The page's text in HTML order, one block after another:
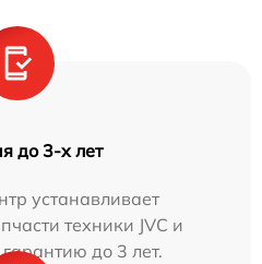
до 3-х лет
устанавливает
техники JVC и
до 3 лет.